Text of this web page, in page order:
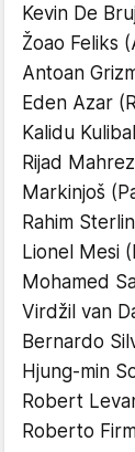
Kevin De
Žoao Feliks
Antoan
Eden Azar
Kalidu
Rijad
Markinjoš
Rahim
Lionel Mesi
Mohamed
Virdžil van
Bernardo
Hjung-min
Robert
Roberto